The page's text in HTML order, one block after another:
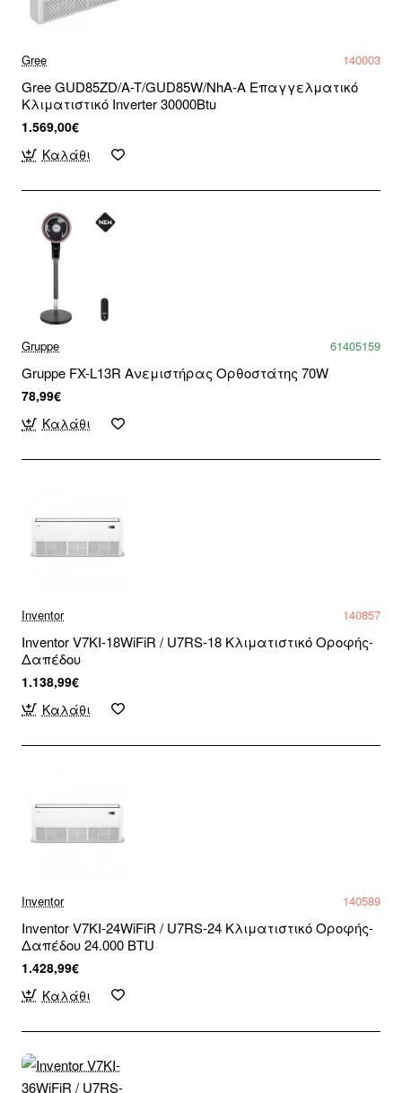
Gree 140003
Gree GUD85ZD/A-T/GUD85W/NhA-A Επαγγελματικό
Κλιματιστικό Inverter 30000Btu
1.569,00€
Καλάθι
Gruppe 61405159
Gruppe FX-L13R Ανεμιστήρας Ορθοστάτης 70W
78,99€
Καλάθι
Inventor 140857
Inventor V7KI-18WiFiR / U7RS-18 Κλιματιστικό Οροφής-
Δαπέδου
1.138,99€
Καλάθι
Inventor 140589
Inventor V7KI-24WiFiR / U7RS-24 Κλιματιστικό Οροφής-
Δαπέδου 24.000 BTU
1.428,99€
Καλάθι